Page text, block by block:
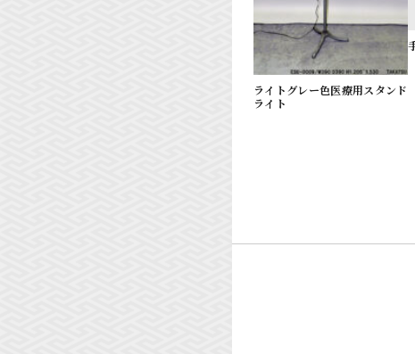
ライトグレー色医療用スタンド
ライト